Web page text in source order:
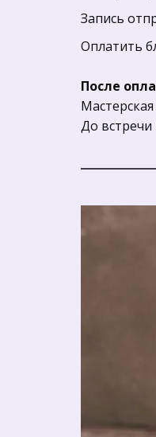
Запись
Оплатить
После
До встречи